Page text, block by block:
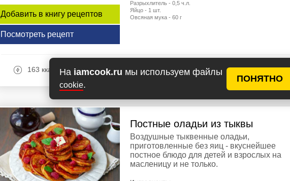
На iamcook.ru мы используем файлы
cookie.
ПОНЯТНО
Добавить в книгу рецептов
Посмотреть рецепт
Разрыхлитель - 0,5 ч.л.
Яйцо - 1 шт.
Овсяная мука - 60 г
163 ккал 10
Постные оладьи из тыквы
Воздушные тыквенные оладьи,
приготовленные без яиц - вкуснейшее
постное блюдо для детей и взрослых на
масленицу и не только.